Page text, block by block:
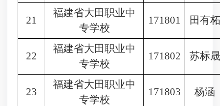
21
福建省大田职业中
专学校
171801 田有柘
22
福建省大田职业中
专学校
171802 苏标晟
23
福建省大田职业中
专学校
171803 杨涵